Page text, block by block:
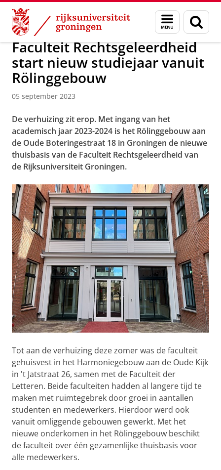
Skip
Content
Skip
Navigation
Menu
en
zoeken
Over ons Nieuwsarchief
Faculteit Rechtsgeleerdheid
start nieuw studiejaar vanuit
Rölinggebouw
05 september 2023
De verhuizing zit erop. Met ingang van het
academisch jaar 2023-2024 is het Rölinggebouw aan
de Oude Boteringestraat 18 in Groningen de nieuwe
thuisbasis van de Faculteit Rechtsgeleerdheid van
de Rijksuniversiteit Groningen.
Tot aan de verhuizing deze zomer was de faculteit
gehuisvest in het Harmoniegebouw aan de Oude Kijk
in 't Jatstraat 26, samen met de Faculteit der
Letteren. Beide faculteiten hadden al langere tijd te
maken met ruimtegebrek door groei in aantallen
studenten en medewerkers. Hierdoor werd ook
vanuit omliggende gebouwen gewerkt. Met het
nieuwe onderkomen in het Rölinggebouw beschikt
de faculteit over één gezamenlijke thuisbasis voor
alle medewerkers.